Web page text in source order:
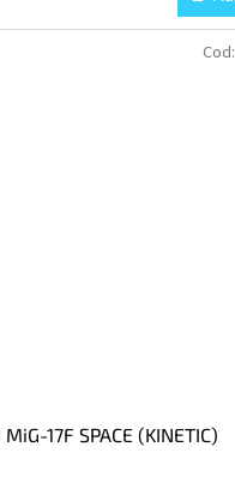
17F SPACE (KINETIC)
Cod: